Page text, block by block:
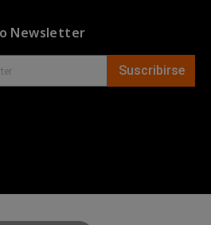
Newsletter
Suscribirse